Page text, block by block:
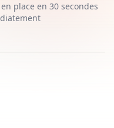
place en 30 secondes